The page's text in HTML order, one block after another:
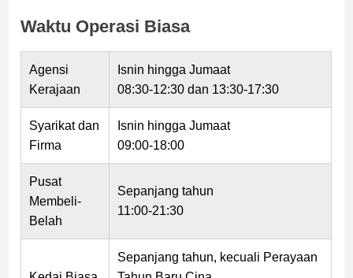
Waktu Operasi Biasa
Agensi
Kerajaan
Isnin hingga Jumaat
08:30-12:30 dan 13:30-17:30
Syarikat dan
Firma
Isnin hingga Jumaat
09:00-18:00
Pusat
Membeli-
Belah
Sepanjang tahun
11:00-21:30
Sepanjang tahun, kecuali Perayaan